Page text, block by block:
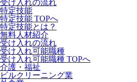
受け入れの流れ
特定技能
特定技能 TOPへ
特定技能とは？
無料人材紹介
受け入れの流れ
受け入れ可能職種
受け入れ可能職種 TOPへ
介護・福祉
ビルクリーニング業